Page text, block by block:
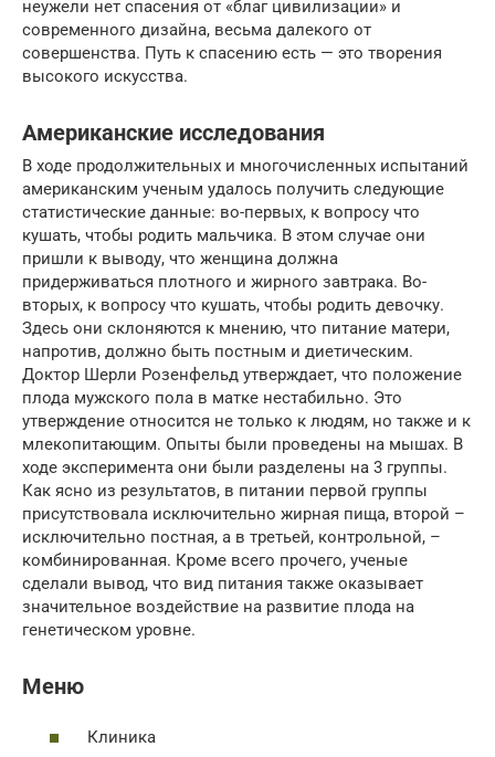
неужели нет спасения от «благ цивилизации» и
современного дизайна, весьма далекого от
совершенства. Путь к спасению есть — это творения
высокого искусства.
Американские исследования
В ходе продолжительных и многочисленных испытаний
американским ученым удалось получить следующие
статистические данные: во-первых, к вопросу что
кушать, чтобы родить мальчика. В этом случае они
пришли к выводу, что женщина должна
придерживаться плотного и жирного завтрака. Во-
вторых, к вопросу что кушать, чтобы родить девочку.
Здесь они склоняются к мнению, что питание матери,
напротив, должно быть постным и диетическим.
Доктор Шерли Розенфельд утверждает, что положение
плода мужского пола в матке нестабильно. Это
утверждение относится не только к людям, но также и к
млекопитающим. Опыты были проведены на мышах. В
ходе эксперимента они были разделены на 3 группы.
Как ясно из результатов, в питании первой группы
присутствовала исключительно жирная пища, второй –
исключительно постная, а в третьей, контрольной, –
комбинированная. Кроме всего прочего, ученые
сделали вывод, что вид питания также оказывает
значительное воздействие на развитие плода на
генетическом уровне.
Меню
Клиника